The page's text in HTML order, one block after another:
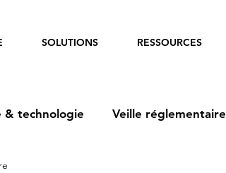
SOLUTIONS RESSOURCES
& technologie Veille réglementaire